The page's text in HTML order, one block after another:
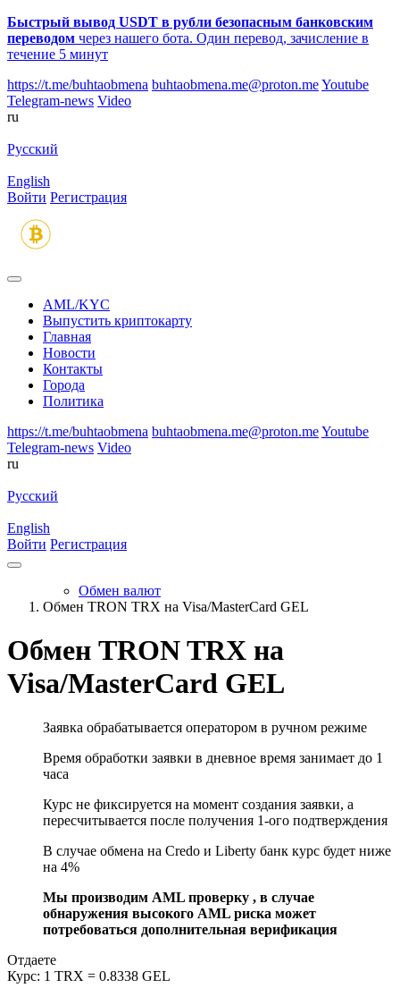
Быстрый вывод USDT в рубли безопасным банковским
переводом через нашего бота. Один перевод, зачисление в
течение 5 минут
https://t.me/buhtaobmena buhtaobmena.me@proton.meYoutube
Telegram-news Video
ru
Русский
English
Войти Регистрация
AML/KYC
Выпустить криптокарту
Главная
Новости
Контакты
Города
Политика
https://t.me/buhtaobmena buhtaobmena.me@proton.meYoutube
Telegram-news Video
ru
Русский
English
Войти Регистрация
Обмен валют
Обмен TRON TRX на Visa/MasterCard GEL
Обмен TRON TRX на
Visa/MasterCard GEL
Заявка обрабатывается оператором в ручном режиме
Время обработки заявки в дневное время занимает до 1
часа
Курс не фиксируется на момент создания заявки, а
пересчитывается после получения 1-ого подтверждения
В случае обмена на Credo и Liberty банк курс будет ниже
на 4%
Мы производим AML проверку , в случае
обнаружения высокого AML риска может
потребоваться дополнительная верификация
Отдаете
Курс: 1 TRX = 0.8338 GEL